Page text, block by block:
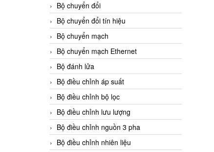
Bộ chuyển đổi
Bộ chuyển đổi tín hiệu
Bộ chuyển mạch
Bộ chuyển mạch Ethernet
Bộ đánh lửa
Bộ điều chỉnh áp suất
Bộ điều chỉnh bộ lọc
Bộ điều chỉnh lưu lượng
Bộ điều chỉnh nguồn 3 pha
Bộ điều chỉnh nhiên liệu